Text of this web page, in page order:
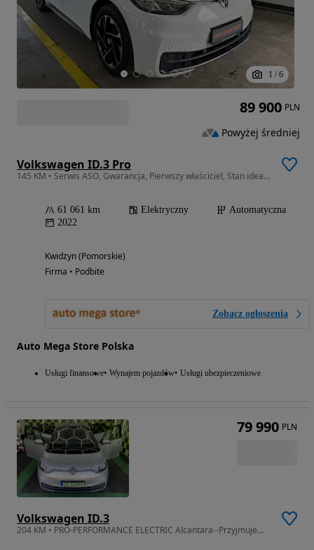
1 / 6
Volkswagen ID.3 Pro
145 KM • Serwis ASO, Gwarancja, Pierwszy właściciel, Stan idealny
61 061 km Elektryczny
Automatyczna
2022
Kwidzyn (Pomorskie)
Firma • Podbite
Zobacz ogłoszenia
Auto Mega Store Polska
Usługi finansowe Wynajem pojazdów Usługi ubezpieczeniowe
89 900 PLN
Powyżej średniej
Volkswagen ID.3
204 KM • PRO-PERFORMANCE ELECTRIC Alcantara--Przyjmujemy AUTA w rozliczeniu !
79 990 PLN